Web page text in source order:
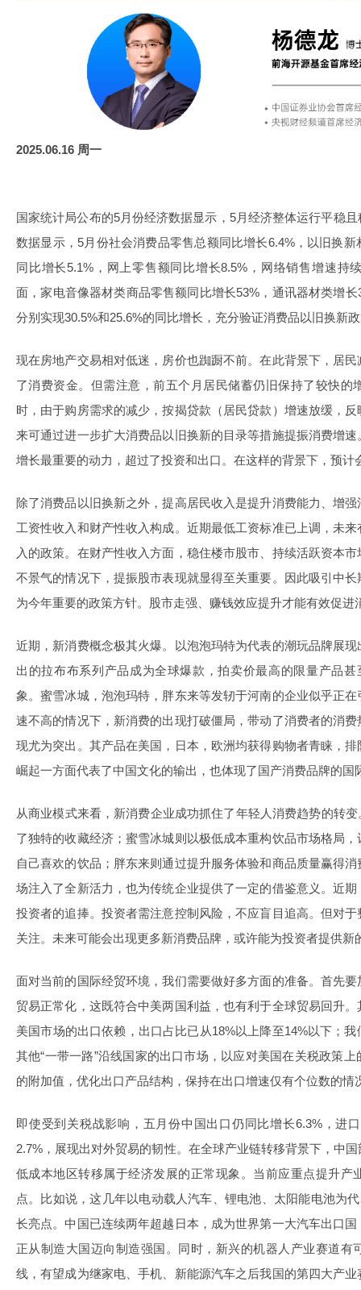
2025.06.16 周一
国家统计局公布的5月份经济数据显示，5月经济整体运行平稳
数据显示，5月份社会消费品零售总额同比增长6.4%，以旧换
同比增长5.1%，网上零售额同比增长8.5%，网络销售增速持
面，家电音像器材类商品零售额同比增长53%，通讯器材类增
分别实现30.5%和25.6%的同比增长，充分验证消费品以旧换新
现在房地产交易相对低迷，房价也踟蹰不前。在此背景下，居
了消费资金。但需注意，前五个月居民储蓄仍旧保持了较快的
时，由于购房需求的减少，按揭贷款（居民贷款）增速放缓，
来可通过进一步扩大消费品以旧换新的目录等措施提振消费增
增长最重要的动力，超过了投资和出口。在这样的背景下，预
除了消费品以旧换新之外，提高居民收入是提升消费能力、增
工资性收入和财产性收入构成。近期最低工资标准已上调，未
入的政策。在财产性收入方面，稳住楼市股市、持续活跃资本
不景气的情况下，提振股市表现就显得至关重要。因此吸引中
为今年重要的政策方针。股市走强、赚钱效应提升才能有效促进
近期，新消费概念极其火爆。以泡泡玛特为代表的潮玩品牌展
出的拉布布系列产品成为全球爆款，拍卖价最高的限量产品
象。蜜雪冰城，泡泡玛特，胖东来等发轫于河南的企业似乎正
速不高的情况下，新消费的出现打破僵局，带动了消费者的消
现尤为突出。其产品在美国，日本，欧洲均获得购物者青睐，
崛起一方面代表了中国文化的输出，也体现了国产消费品牌的国
从商业模式来看，新消费企业成功抓住了年轻人消费趋势的转
了独特的收藏经济；蜜雪冰城则以极低成本重构饮品市场格局
自己喜欢的饮品；胖东来则通过提升服务体验和商品质量赢得
场注入了全新活力，也为传统企业提供了一定的借鉴意义。近
投资者的追捧。投资者需注意控制风险，不应盲目追高。但对
关注。未来可能会出现更多新消费品牌，或许能为投资者提供新
面对当前的国际经贸环境，我们需要做好多方面的准备。首先
贸易正常化，这既符合中美两国利益，也有利于全球贸易回升
美国市场的出口依赖，出口占比已从18%以上降至14%以下；
其他“一带一路”沿线国家的出口市场，以应对美国在关税政策
的附加值，优化出口产品结构，保持在出口增速仅有个位数的情
即使受到关税战影响，五月份中国出口仍同比增长6.3%，进
2.7%，展现出对外贸易的韧性。在全球产业链转移背景下，中
低成本地区转移属于经济发展的正常现象。当前应重点提升产
点。比如说，这几年以电动载人汽车、锂电池、太阳能电池为
长亮点。中国已连续两年超越日本，成为世界第一大汽车出口
正从制造大国迈向制造强国。同时，新兴的机器人产业赛道有
线，有望成为继家电、手机、新能源汽车之后我国的第四大产